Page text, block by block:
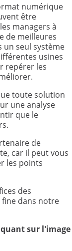
numérique
être
managers à
de meilleures
un seul système
usines
repérer les
toute solution
une analyse
que le
de
car il peut vous
les points
des
dans notre
sur l'image